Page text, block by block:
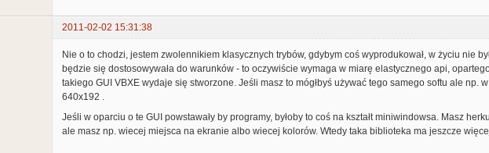
2011-02-02 15:31:38
Nie o to chodzi, jestem zwolennikiem klasycznych trybów, gdybym coś wyprodukował, w życiu nie
będzie się dostosowywała do warunków - to oczywiście wymaga w miarę elastycznego api,
takiego GUI VBXE wydaje się stworzone. Jeśli masz to mógłbyś używać tego samego softu ale np.
640x192 .
Jeśli w oparciu o te GUI powstawały by programy, byłoby to coś na kształt miniwindowsa. Masz
ale masz np. wiecej miejsca na ekranie albo wiecej kolorów. Wtedy taka biblioteka ma jeszcze